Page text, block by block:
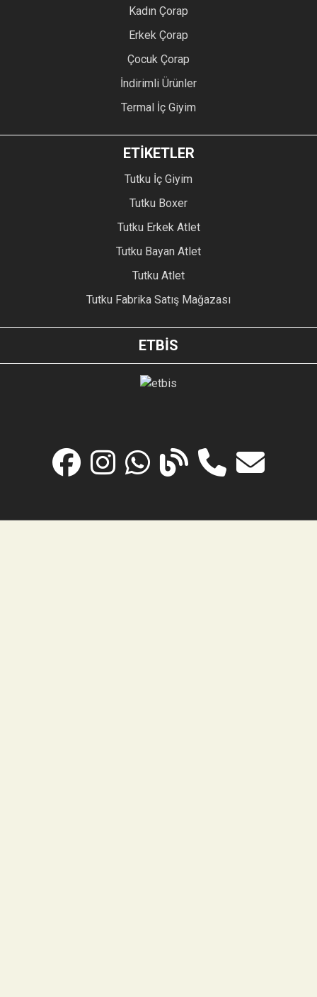
Kadın Çorap
Erkek Çorap
Çocuk Çorap
İndirimli Ürünler
Termal İç Giyim
ETİKETLER
Tutku İç Giyim
Tutku Boxer
Tutku Erkek Atlet
Tutku Bayan Atlet
Tutku Atlet
Tutku Fabrika Satış Mağazası
ETBİS